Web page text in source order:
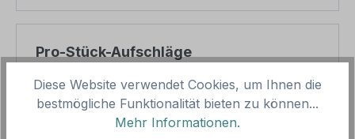
Pro-Stück-Aufschläge
Produktpreis
65,69 €
Zwischensumme
Diese Website verwendet Cookies, um Ihnen die
bestmögliche Funktionalität bieten zu können...
Mehr Informationen.